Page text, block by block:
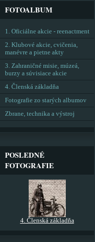
FOTOALBUM
1. Oficiálne akcie - reenactment
2. Klubové akcie, cvičenia,
manévre a pietne akty
3. Zahraničné misie, múzeá,
burzy a súvisiace akcie
4. Členská základňa
Fotografie zo starých albumov
Zbrane, technika a výstroj
POSLEDNÉ
FOTOGRAFIE
4. Členská základňa